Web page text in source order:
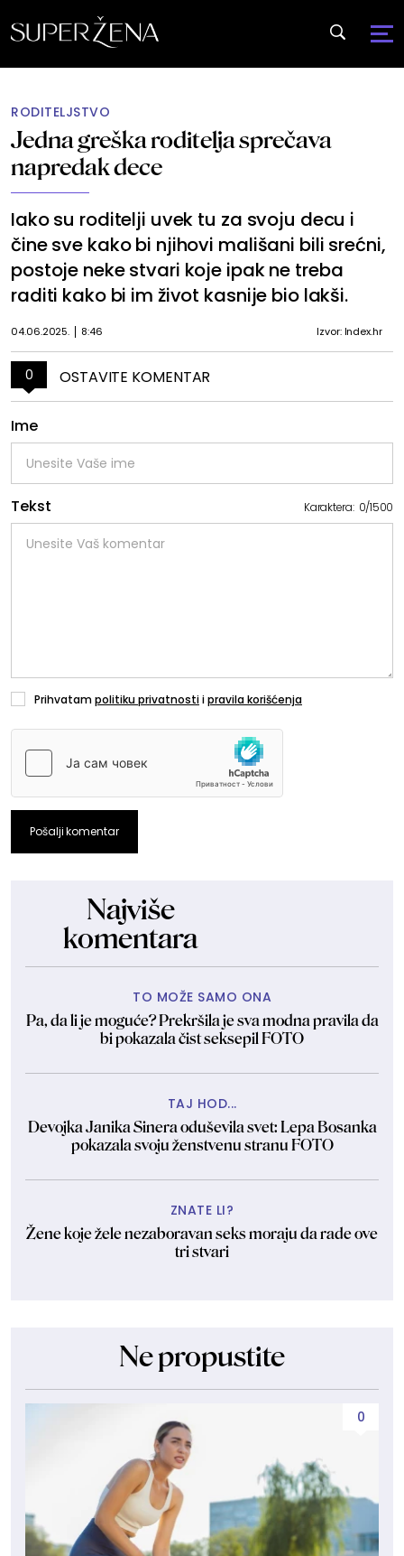
RODITELJSTVO
Jedna greška roditelja sprečava
napredak dece
Iako su roditelji uvek tu za svoju decu i
čine sve kako bi njihovi mališani bili srećni,
postoje neke stvari koje ipak ne treba
raditi kako bi im život kasnije bio lakši.
04.06.2025. 8:46 Izvor: Index.hr
0 OSTAVITE KOMENTAR
Ime
Tekst Karaktera: 0/1500
Prihvatampolitiku privatnostiipravila korišćenja
Pošalji komentar
Najviše
komentara
TO MOŽE SAMO ONA
Pa, da li je moguće? Prekršila je sva modna pravila da
bi pokazala čist seksepil FOTO
TAJ HOD...
Devojka Janika Sinera oduševila svet: Lepa Bosanka
pokazala svoju ženstvenu stranu FOTO
ZNATE LI?
Žene koje žele nezaboravan seks moraju da rade ove
tri stvari
Ne propustite
0